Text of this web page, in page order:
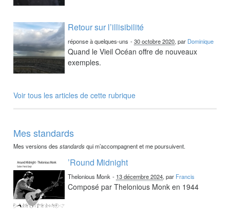
Retour sur l’illisibilité
réponse à quelques-uns -30 octobre 2020, par Dominique
Quand le Vieil Océan offre de nouveaux
exemples.
Voir tous les articles de cette rubrique
Mes standards
Mes versions desstandardsqui m’accompagnent et me poursuivent.
’Round Midnight
Thelonious Monk - 13 décembre 2024, par Francis
Composé par Thelonious Monk en 1944